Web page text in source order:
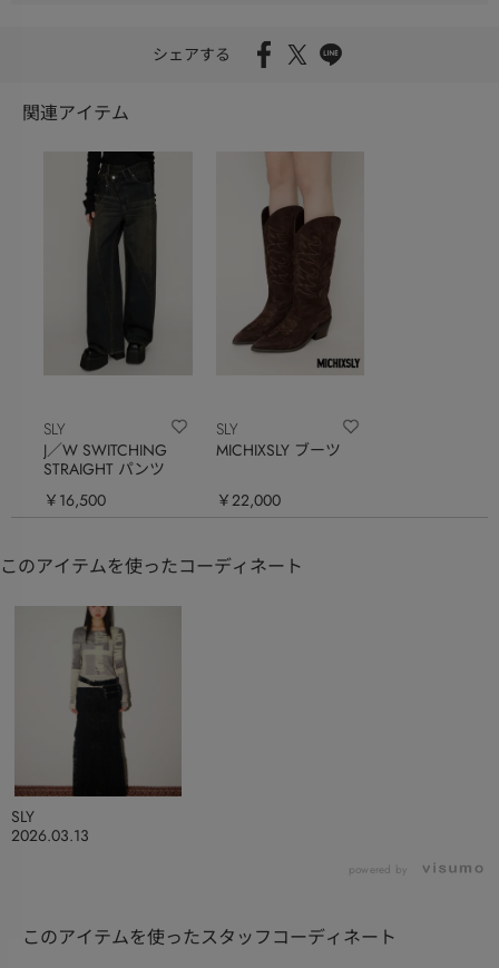
シェアする
関連アイテム
SLY
J／W SWITCHING
STRAIGHT パンツ
￥16,500
SLY
MICHIXSLY ブーツ
￥22,000
このアイテムを使ったコーディネート
2026.03.13
SLY
powered by
このアイテムを使ったスタッフコーディネート